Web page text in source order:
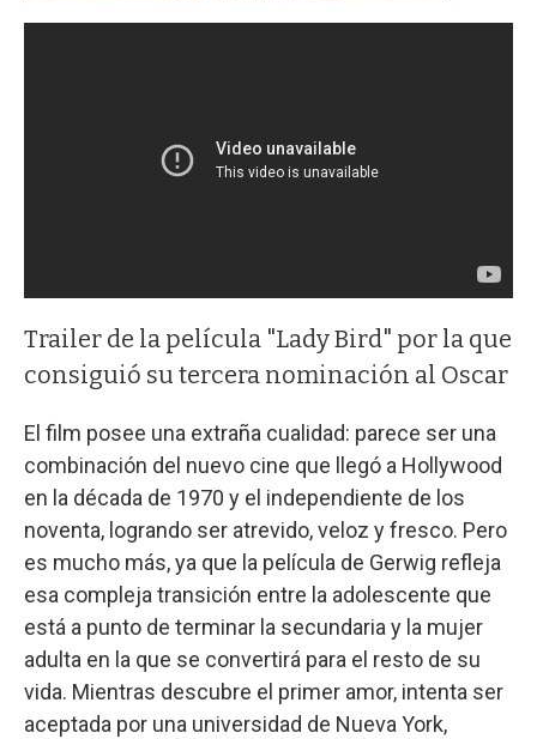
Trailer de la película "Lady Bird" por la que
consiguió su tercera nominación al Oscar
El film posee una extraña cualidad: parece ser una
combinación del nuevo cine que llegó a Hollywood
en la década de 1970 y el independiente de los
noventa, logrando ser atrevido, veloz y fresco. Pero
es mucho más, ya que la película de Gerwig refleja
esa compleja transición entre la adolescente que
está a punto de terminar la secundaria y la mujer
adulta en la que se convertirá para el resto de su
vida. Mientras descubre el primer amor, intenta ser
aceptada por una universidad de Nueva York,